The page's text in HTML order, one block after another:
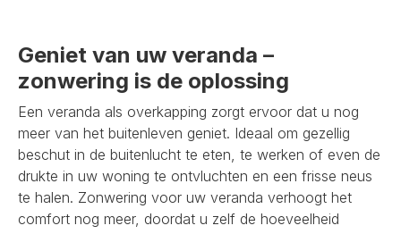
Geniet van uw veranda –
zonwering is de oplossing
Een veranda als overkapping zorgt ervoor dat u nog
meer van het buitenleven geniet. Ideaal om gezellig
beschut in de buitenlucht te eten, te werken of even de
drukte in uw woning te ontvluchten en een frisse neus
te halen. Zonwering voor uw veranda verhoogt het
comfort nog meer, doordat u zelf de hoeveelheid